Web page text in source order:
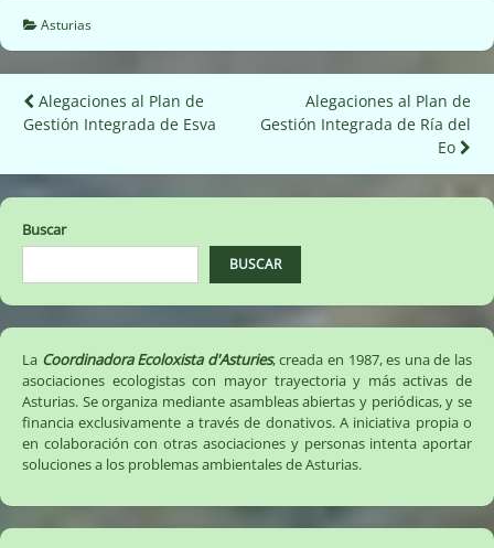
Asturias
Navegación
de
entradas
Alegaciones al Plan de
Gestión Integrada de Esva
Alegaciones al Plan de
Gestión Integrada de Ría del
Eo
Buscar
BUSCAR
La Coordinadora Ecoloxista d'Asturies, creada en 1987, es una de las
asociaciones ecologistas con mayor trayectoria y más activas de
Asturias. Se organiza mediante asambleas abiertas y periódicas, y se
financia exclusivamente a través de donativos. A iniciativa propia o
en colaboración con otras asociaciones y personas intenta aportar
soluciones a los problemas ambientales de Asturias.